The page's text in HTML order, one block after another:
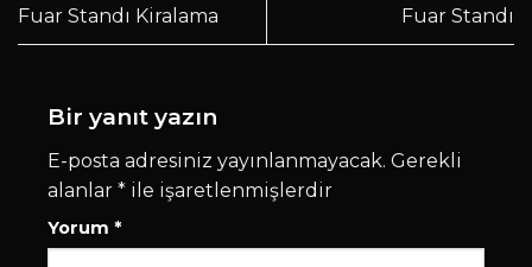
Fuar Standı Kiralama Fuar Standı
Bir yanıt yazın
E-posta adresiniz yayınlanmayacak. Gerekli
alanlar * ile işaretlenmişlerdir
Yorum *